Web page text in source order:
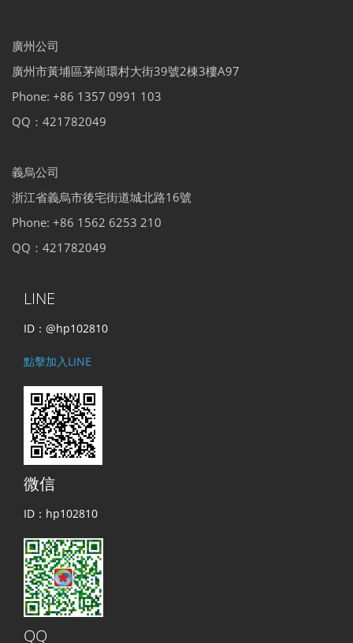
廣州公司
廣州市黃埔區茅崗環村大街39號2棟3樓A97
Phone: +86 1357 0991 103
QQ：421782049
義烏公司
浙江省義烏市後宅街道城北路16號
Phone: +86 1562 6253 210
QQ：421782049
LINE
ID：@hp102810
點擊加入LINE
微信
ID：hp102810
QQ